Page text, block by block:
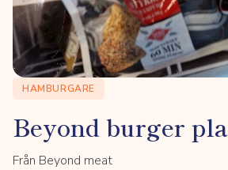
HAMBURGARE
Beyond burger
Från Beyond meat